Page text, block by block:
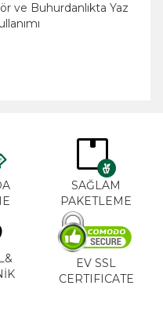
ve Buhurdanlıkta Yaz
SAĞLAM
PAKETLEME
EV SSL
CERTIFICATE